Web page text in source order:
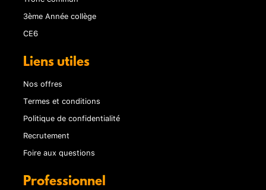
3ème Année collège
CE6
Liens utiles
Nos offres
Termes et conditions
Politique de confidentialité
Recrutement
Foire aux questions
Professionnel